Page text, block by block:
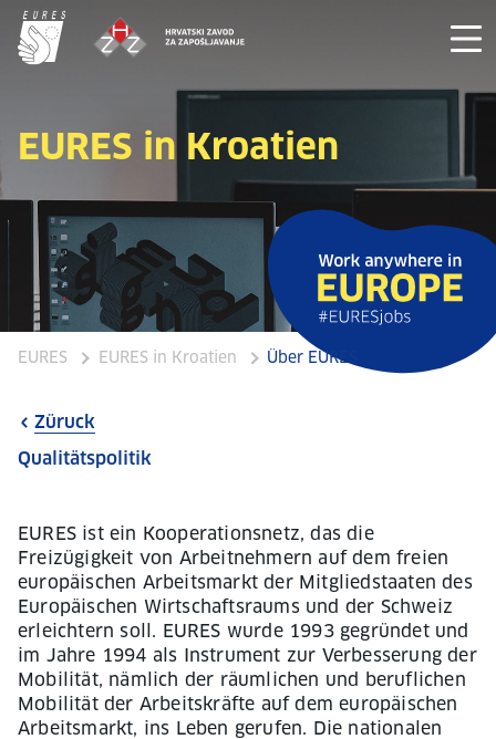
EURES in Kroatien
EURES EURES in Kroatien Über EURES
Züruck
Qualitätspolitik
EURES ist ein Kooperationsnetz, das die
Freizügigkeit von Arbeitnehmern auf dem freien
europäischen Arbeitsmarkt der Mitgliedstaaten des
Europäischen Wirtschaftsraums und der Schweiz
erleichtern soll. EURES wurde 1993 gegründet und
im Jahre 1994 als Instrument zur Verbesserung der
Mobilität, nämlich der räumlichen und beruflichen
Mobilität der Arbeitskräfte auf dem europäischen
Arbeitsmarkt, ins Leben gerufen. Die nationalen